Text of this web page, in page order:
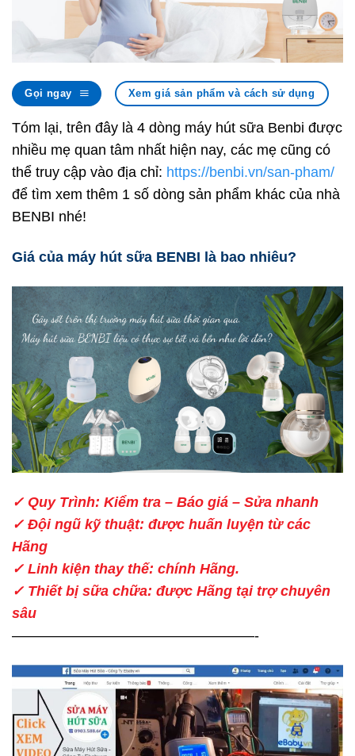
Gọi ngay Xem giá sản phẩm và cách sử dụng
Tóm lại, trên đây là 4 dòng máy hút sữa Benbi được
nhiều mẹ quan tâm nhất hiện nay, các mẹ cũng có
thể truy cập vào địa chỉ: https://benbi.vn/san-pham/
để tìm xem thêm 1 số dòng sản phẩm khác của nhà
BENBI nhé!
Giá của máy hút sữa BENBI là bao nhiêu?
✓ Quy Trình: Kiểm tra – Báo giá – Sửa nhanh
✓ Đội ngũ kỹ thuật: được huấn luyện từ các
Hãng
✓ Linh kiện thay thế: chính Hãng.
✓ Thiết bị sữa chữa: được Hãng tại trợ chuyên
sâu
—————————————————-